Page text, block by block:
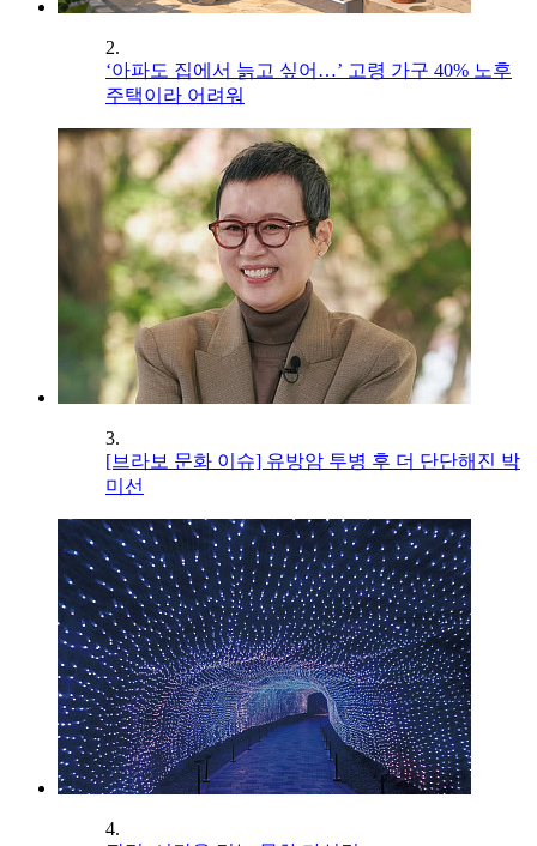
2.
‘아파도 집에서 늙고 싶어…’ 고령 가구 40% 노후
주택이라 어려워
3.
[브라보 문화 이슈] 유방암 투병 후 더 단단해진 박
미선
4.